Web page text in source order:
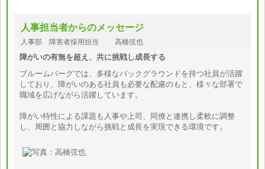
人事担当者からのメッセージ
人事部 障害者採用担当 高橋弦也
障がいの有無を超え、共に挑戦し成長する
ブルームバーグでは、多様なバックグラウンドを持つ社員が活躍
しており、障がいのある社員も必要な配慮のもと、様々な部署で
職域を広げながら活躍しています。
障がい特性による課題も人事や上司、同僚と連携し柔軟に調整
し、周囲と協力しながら挑戦と成長を実現できる環境です。